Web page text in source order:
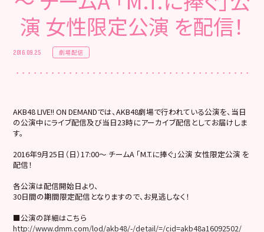
演 女性限定公演 を配信！
2016.09.25 劇場配信
AKB48 LIVE!! ON DEMANDでは、AKB48劇場で行われている公演を、当日
の公演中にライブ配信及び当日23時にアーカイブ配信としてお届けしま
す。
2016年9月25日（日）17:00～ チームA 「M.T.に捧ぐ」公演 女性限定公演 を
配信！
各公演は配信開始日より、
30日間の期間限定配信となりますので、お見逃しなく！
■公演の詳細はこちら
http://www.dmm.com/lod/akb48/-/detail/=/cid=akb48a16092502/